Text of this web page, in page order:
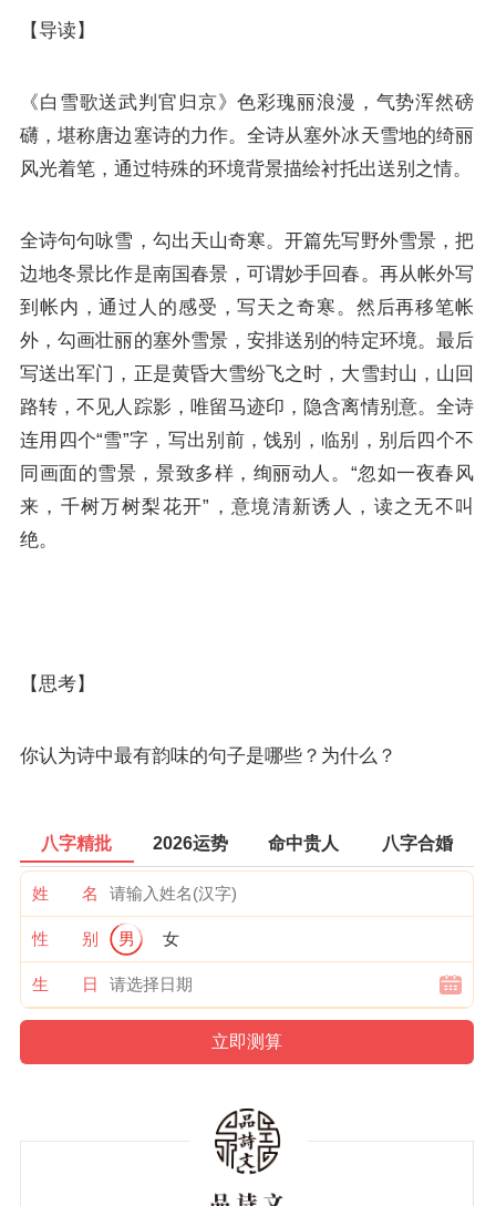
【导读】
《白雪歌送武判官归京》色彩瑰丽浪漫，气势浑然磅
礴，堪称唐边塞诗的力作。全诗从塞外冰天雪地的绮丽
风光着笔，通过特殊的环境背景描绘衬托出送别之情。
全诗句句咏雪，勾出天山奇寒。开篇先写野外雪景，把
边地冬景比作是南国春景，可谓妙手回春。再从帐外写
到帐内，通过人的感受，写天之奇寒。然后再移笔帐
外，勾画壮丽的塞外雪景，安排送别的特定环境。最后
写送出军门，正是黄昏大雪纷飞之时，大雪封山，山回
路转，不见人踪影，唯留马迹印，隐含离情别意。全诗
连用四个“雪”字，写出别前，饯别，临别，别后四个不
同画面的雪景，景致多样，绚丽动人。“忽如一夜春风
来，千树万树梨花开”，意境清新诱人，读之无不叫
绝。
【思考】
你认为诗中最有韵味的句子是哪些？为什么？
八字精批 2026运势 命中贵人 八字合婚
姓 名
性 别 男 女
生 日